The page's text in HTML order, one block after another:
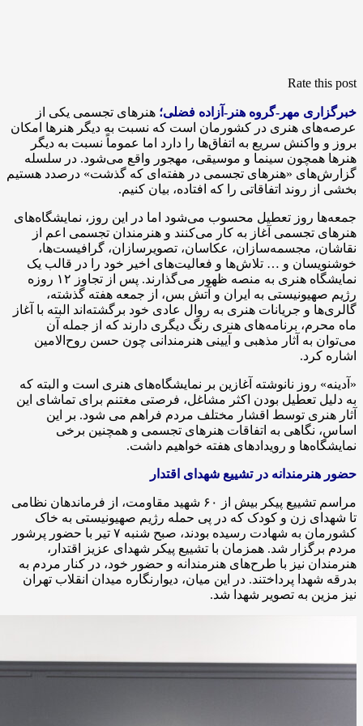
Rate this post
خبرگزاری مهر-گروه هنر-آزاده فضلی؛ هنرهای تجسمی یکی از
عرصه‌های هنری در کشورمان است که نسبت به دیگر هنرها امکان
بروز و واکنش سریع به اتفاق‌ها را دارد اما عموماً نسبت به دیگر
هنرها همچون سینما و موسیقی، مهجور واقع می‌شود. در سلسله
گزارش‌های «هنرهای تجسمی در هفته‌ای که گذشت» درصدد هستیم
بخشی از روند اتفاقاتی را که افتاده، بیان کنیم.
جمعه‌ها روز تعطیل محسوب می‌شود اما در این روز، نمایشگاه‌های
هنرهای تجسمی آغاز به کار می‌کنند و هنرمندان تجسمی اعم از
نقاشان، مجسمه‌‎سازان، عکاسان، تصویرسازان، گرافیست‌ها،
خوشنویسان و … تلاش‌ها و فعالیت‌های اخیر خود را در قالب یک
نمایشگاه هنری به منصه ظهور می‌گذارند. پس از تجاوز ۱۲ روزه
رژیم صهیونیستی به ایران و آتش بس، از جمعه هفته گذشته،
گالری‌ها و جریانات هنری به روال عادی خود برگشته‌اند البته با آغاز
ماه محرم، برنامه‌های هنری رنگ دیگری دارند که از جمله آن
می‌توان به آثار مذهبی و آیینی هنرمندانی چون حسن روح‌الامین
اشاره کرد.
«آدینه» روز نانوشته آغازین بر نمایشگاه‌های هنری است و البته که
به دلیل تعطیل بودن اکثر مشاغل، فرصتی مغتنم برای تماشای این
آثار هنری توسط اقشار مختلف مردم فراهم می شود. بر این
اساس، نگاهی به اتفاقات هنرهای تجسمی و همچنین برخی
نمایشگاه‌ها و رویدادهای هفته خواهیم داشت.
حضور هنرمندانه در تشییع شهدای اقتدار
مراسم تشییع پیکر بیش از ۶۰ شهید مقاومت، از فرماندهان نظامی
تا شهدای زن و کودک که در پی حمله رژیم صهیونیستی به خاک
کشورمان به شهادت رسیده بودند، صبح شنبه ۷ تیر با حضور پرشور
مردم برگزار شد. همزمان با تشییع پیکر شهدای عزیز اقتدار،
هنرمندان نیز با طرح‌های هنرمندانه و حضور خود، در کنار مردم به
بدرقه شهدا پرداختند. در این میان، دیوارنگاره میدان انقلاب تهران
نیز مزین به تصویر شهدا شد.